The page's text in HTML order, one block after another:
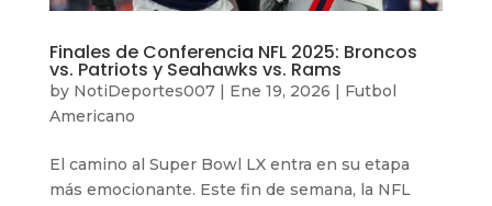
Finales de Conferencia NFL 2025: Broncos
vs. Patriots y Seahawks vs. Rams
by NotiDeportes007| Ene 19, 2026 | Futbol
Americano
El camino al Super Bowl LX entra en su etapa
más emocionante. Este fin de semana, la NFL